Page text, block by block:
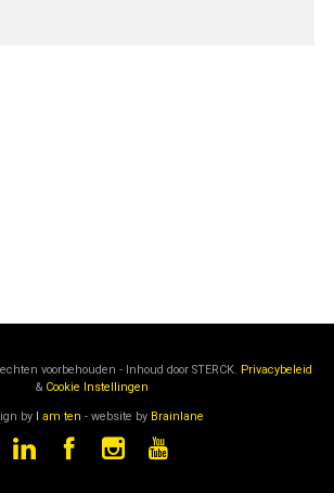
voorbehouden - Inhoud door STERCK. Privacybeleid
& Cookie Instellingen
by I am ten - website by Brainlane